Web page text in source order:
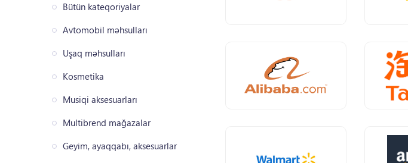
Bütün kateqoriyalar
Avtomobil məhsulları
Uşaq məhsulları
Kosmetika
Musiqi aksesuarları
Multibrend mağazalar
Geyim, ayaqqabı, aksesuarlar